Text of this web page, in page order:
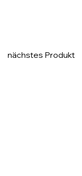
nächstes Produkt